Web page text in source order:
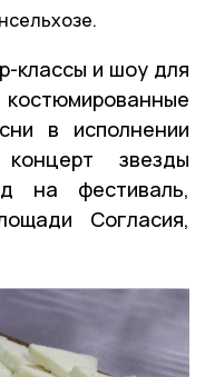
классы и шоу для
в исполнении
звезды
на фестиваль,
Согласия,